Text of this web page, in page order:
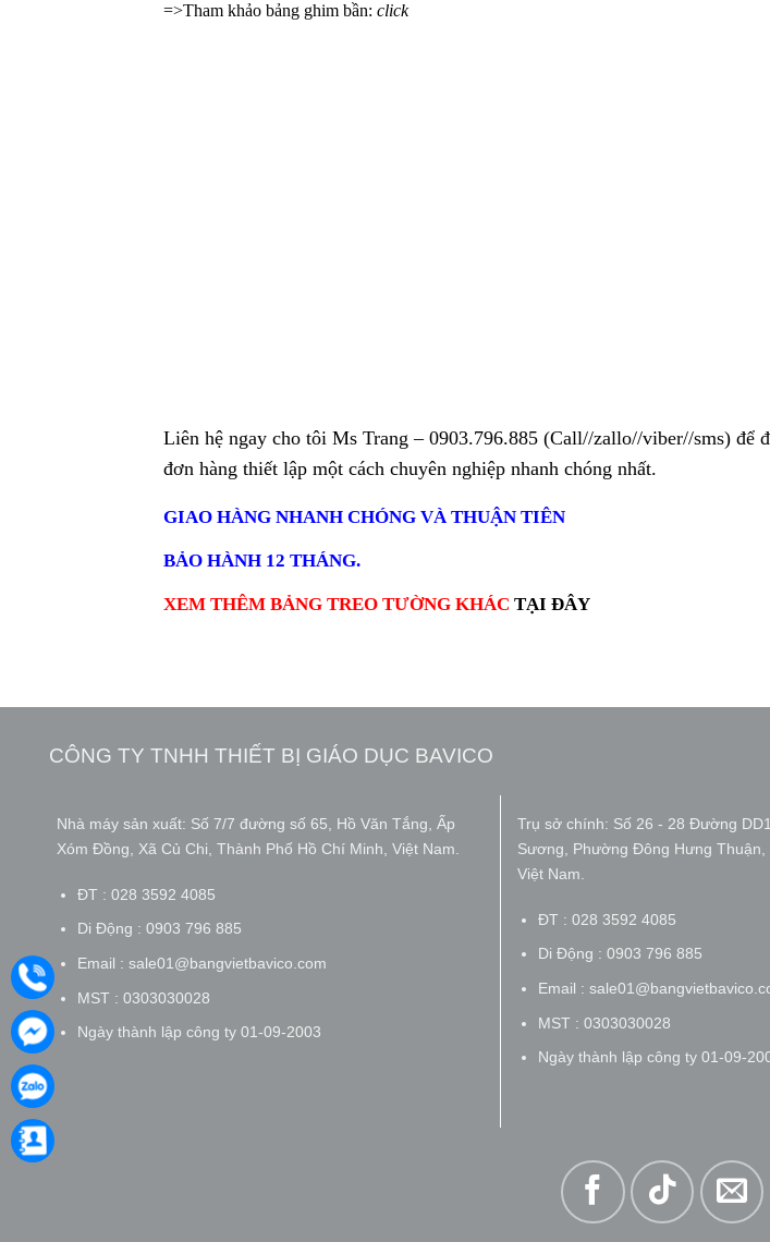
=>Tham khảo bảng ghim bần:click
Liên hệ ngay cho tôi Ms Trang – 0903.796.885 (Call//zallo//viber//sms) để
đơn hàng thiết lập một cách chuyên nghiệp nhanh chóng nhất.
GIAO HÀNG NHANH CHÓNG VÀ THUẬN TIÊN
BẢO HÀNH 12 THÁNG.
XEM THÊM BẢNG TREO TƯỜNG KHÁC TẠI ĐÂY
CÔNG TY TNHH THIẾT BỊ GIÁO DỤC BAVICO
Nhà máy sản xuất: Số 7/7 đường số 65, Hồ Văn Tắng, Ấp
Xóm Đồng, Xã Củ Chi, Thành Phố Hồ Chí Minh, Việt Nam.
ĐT : 028 3592 4085
Di Động : 0903 796 885
Email : sale01@bangvietbavico.com
MST : 0303030028
Ngày thành lập công ty 01-09-2003
Trụ sở chính: Số 26 - 28 Đường
Sương, Phường Đông Hưng Thuận,
Việt Nam.
ĐT : 028 3592 4085
Di Động : 0903 796 885
Email :
MST : 0303030028
Ngày thành lập công ty 01-09-